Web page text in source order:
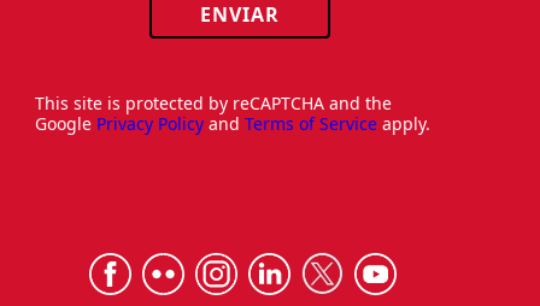
ENVIAR
This site is protected by reCAPTCHA and the
Google Privacy Policy and Terms of Service apply.